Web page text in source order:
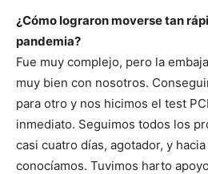
¿Cómo lograron moverse tan
pandemia?
Fue muy complejo, pero la
muy bien con nosotros.
para otro y nos hicimos el test
inmediato. Seguimos todos los
casi cuatro días, agotador, y
conocíamos. Tuvimos harto